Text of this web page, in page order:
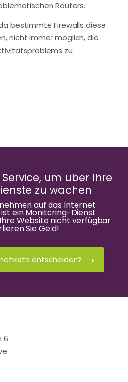
Routers.
bestimmte Firewalls diese
nicht immer möglich, die
zu
um über Ihre
zu wachen
auf das Internet
ein Monitoring-Dienst
Website nicht verfügbar
Sie Geld!
entscheiden?
6